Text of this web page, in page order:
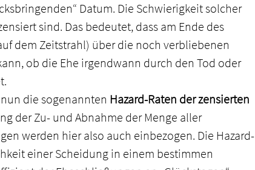
Datum. Die Schwierigkeit solcher
sind. Das bedeutet, dass am Ende des
dem Zeitstrahl) über die noch verbliebenen
ob die Ehe irgendwann durch den Tod oder
die sogenannten Hazard-Raten der zensierten
der Zu- und Abnahme der Menge aller
werden hier also auch einbezogen. Die Hazard-
einer Scheidung in einem bestimmen